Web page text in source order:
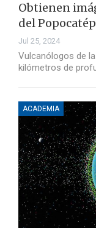
Obtienen
del
Jul 25, 2024
Vulcanólogos de
kilómetros de
ACADEMIA